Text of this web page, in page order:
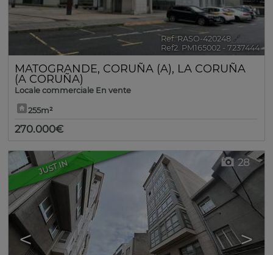
Ref. RASO-420248 🔗
Ref2. PM165002 - 7237444
MATOGRANDE, CORUÑA (A), LA CORUÑA
(A CORUÑA)
Locale commerciale En vente
255m²
270.000€
JUST IN
< >
28